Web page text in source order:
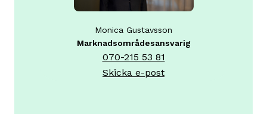
Monica Gustavsson
Marknadsområdesansvarig
070-215 53 81
Skicka e-post